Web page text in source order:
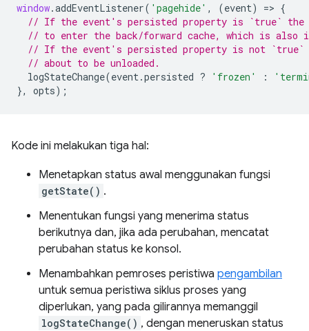
window.addEventListener( 'pagehide' , (event) => {
// If the event's persisted property is `true` the
// to enter the back/forward cache, which is also
// If the event's persisted property is not `true`
// about to be unloaded.
logStateChange(event .persisted ? 'frozen' :
},
opts);
Kode ini melakukan tiga hal:
Menetapkan status awal menggunakan fungsi
getState() .
Menentukan fungsi yang menerima status
berikutnya dan, jika ada perubahan, mencatat
perubahan status ke konsol.
Menambahkan pemroses peristiwa pengambilan
untuk semua peristiwa siklus proses yang
diperlukan, yang pada gilirannya memanggil
logStateChange() , dengan meneruskan status